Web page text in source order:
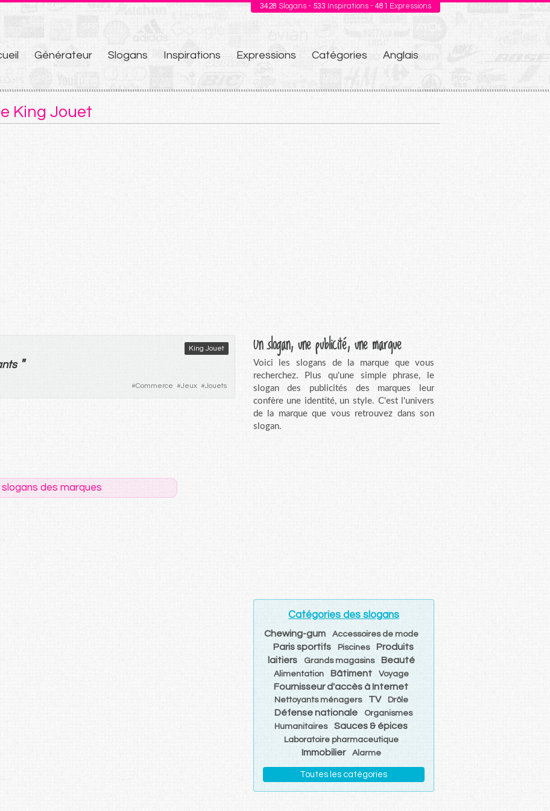
3428 Slogans - 533 Inspirations - 481 Expressions
Générateur Slogans Inspirations Expressions Catégories Anglais
King Jouet
King Jouet
"
#Commerce #Jeux #Jouets
slogans des marques
Un slogan, une publicité, une marque
Voici les slogans de la marque que vous
recherchez. Plus qu'une simple phrase, le
slogan des publicités des marques leur
confère une identité, un style. C'est l'univers
de la marque que vous retrouvez dans son
slogan.
Catégories des slogans
Chewing-gum Accessoires de mode
Paris sportifs Piscines
Produits
laitiers
Grands magasins Beauté
Alimentation Bâtiment Voyage
Fournisseur d'accès à Internet
Nettoyants ménagers TV Drôle
Défense nationale
Organismes
Humanitaires
Sauces & épices
Laboratoire pharmaceutique
Immobilier Alarme
Toutes les catégories